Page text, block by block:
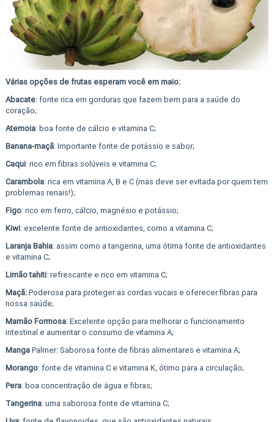
Várias opções de frutas esperam você em maio:
Abacate: fonte rica em gorduras que fazem bem para a saúde do
coração;
Atemoia: boa fonte de cálcio e vitamina C;
Banana-maçã: Importante fonte de potássio e sabor;
Caqui: rico em fibras solúveis e vitamina C;
Carambola: rica em vitamina A, B e C (mas deve ser evitada por quem tem
problemas renais!);
Figo: rico em ferro, cálcio, magnésio e potássio;
Kiwi: excelente fonte de antioxidantes, como a vitamina C;
Laranja Bahia: assim como a tangerina, uma ótima fonte de antioxidantes
e vitamina C;
Limão tahiti: refrescante e rico em vitamina C;
Maçã:Poderosa para proteger as cordas vocais e oferecer fibras para
nossa saúde;
Mamão Formosa: Excelente opção para melhorar o funcionamento
intestinal e aumentar o consumo de vitamina A;
MangaPalmer: Saborosa fonte de fibras alimentares e vitamina A;
Morango: fonte de vitamina C e vitamina K, ótimo para a circulação;
Pera: boa concentração de água e fibras;
Tangerina: uma saborosa fonte de vitamina C;